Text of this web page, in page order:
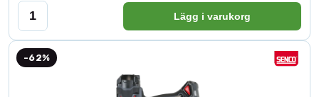
Lägg i varukorg
-62%